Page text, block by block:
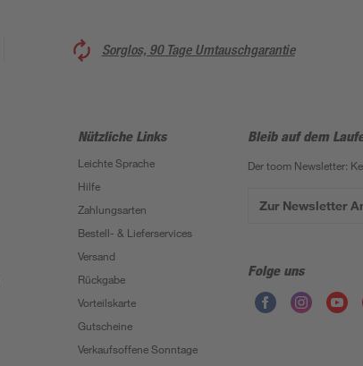
Sorglos, 90 Tage Umtauschgarantie
Nützliche Links
Leichte Sprache
Hilfe
Zahlungsarten
Bestell- & Lieferservices
Versand
Rückgabe
Vorteilskarte
Gutscheine
Verkaufsoffene Sonntage
Bleib auf dem
Der toom Newsletter:
Zur Newsletter
Folge uns